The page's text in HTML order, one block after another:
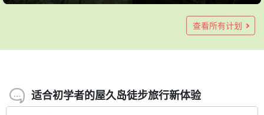
屋久岛/约 9 小时]在女向导的陪同下徒步前往 "苔藓森林 "和 "太
阁岩"！在美丽的森林中享用盒饭♪欢迎登山处女秀《有接送》
成人（初中生及以上）13,000 刃
屋久岛 / 包车 1 天] 75 岁以上老人也可参加！您可以选择的路线
有☆长满苔藓的森林 "白谷云水峡 "和海拔1050米的壮观景色
1 人（姑苏川徒步路线）13,500 刃
（76 份报告）
[仅旅游] [白谷云水峡, 徒步旅行] 森林浴女向导的私人旅游！白
谷云水峡最适合您的路线一日游计划 《根据您的意愿，私人定
1 名成人（5 名成人参加）12,100 刃
（29 份报告）
屋久岛/半天] 欢迎初学者！白谷云水峡 "mononoke森林标准徒
步旅行《70岁以下可参加，有接送服务》（第71号）
8,250 刃
屋久岛/1 天]白谷云水峡谷-苔藓森林-太阁岩徒步旅行☆4 岁以上
13,420 刃
[仅限旅行团] [在西部森林之路的森林中徒步旅行] 由森林浴专业
导游带领的私人旅行！在西部森林之路的森林中，为您量身定
制最佳路线的一日游计划《根据您的愿望，私人定制不同的旅
屋久岛/3小时]白谷云水峡，在苔藓林中悠闲漫步☆为4岁以上儿
9,760 刃
屋久岛/1 天] 白谷云水峡：放松身心的森林浴☆五感体验苔藓森
林的私人导游疗养之旅《4 岁以上即可参加，含接送机》（97
1 名成人（4 名参与者）13,420 刃
屋久岛] 套餐旅游特别优惠！屋久岛 - 纪元杉徒步旅行和岛屿观
30,000 刃
独家旅游] [亚库苏吉兰徒步旅行] 森林浴专业导游的私人旅游！
雅库西兰最适合您的路线一日游计划 《私人定制，随心而变》
1 名成人（5 名成人参加）12,100 刃
(7 份报告）
旅游有限公司] [屋久岛徒步旅行] 女导游将带您进行私人旅行！
大川瀑布、猪中海滩、横河峡谷一日游+推荐景点《照片自由
1 名成人（5 名成人参加）12,100 刃
(1)
屋久岛】清晨出发，避开人潮☆可在最后一天出发前参加！
3 人/1 人9,350 刃
屋久岛/1 天]享受户外活动 1 天路线☆阿波江河皮划艇和海滩体
验潜水之旅（附 360° 相机照片和午餐）（111 号）。
16,500 刃
【屋久岛/1天】专为成年女性打造的包团游☆树龄3000年的“纪
元杉”＋屋久杉乐园50分钟路线！千寻瀑布、特洛基瀑布、大川
瀑布、西部林道、伊纳卡海滩《含午餐》（No.118）
1组（1人）25,000 刃
屋久岛/1 天] 女性成人私人徒步旅行 ☆ 白谷云水峡谷 "太阁岩
"7 小时 + 浴池一日游（提供交通服务，含保险）（117 号）。
22,000 刃
【屋久岛/约4小时】每日仅限一组☆用五感感受森林时光！屋久
杉乐园悠闲漫步之旅《完全包场·含接送》（No.113）
13,420 刃
屋久岛/1天] 半日森林漫步+皮划艇体验☆女导游包车游（4岁以
14,640 刃
屋久岛/1 天] 世界遗产森林 "西武灵岛 "丛林徒步旅行☆近距离
接触牦牛猴和牦牛鹿！大川瀑布（附带午餐和接送服务）（115
成人（初中生及以上）12,500 刃
查看所有计划
适合初学者的屋久岛徒步旅行新体验